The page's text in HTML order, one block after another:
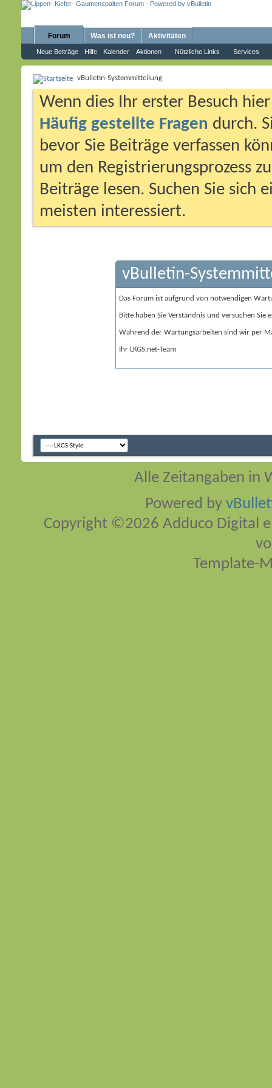
Forum
Neue Beiträge Hilfe Kalender Aktionen Nützliche Links Services
Was ist neu? Aktivitäten
vBulletin-Systemmitteilung
Wenn dies Ihr erster Besuch
Häufig gestellte Fragen durch.
bevor Sie Beiträge verfassen
um den Registrierungsprozess
Beiträge lesen. Suchen Sie sich
meisten interessiert.
vBulletin-
Das Forum ist aufgrund von notwendigen
Bitte haben Sie Verständnis und versuchen Sie
Während der Wartungsarbeiten sind wir per
Ihr LKGS.net-Team
Alle Zeitangaben in
Powered by
Copyright ©2026 Adduco Digital
Template-